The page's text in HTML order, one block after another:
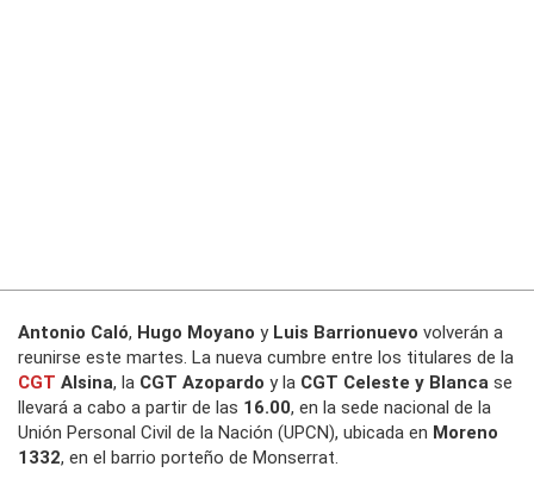
Antonio Caló, Hugo Moyano y Luis Barrionuevo volverán a
reunirse este martes. La nueva cumbre entre los titulares de la
CGT Alsina, la CGT Azopardo y la CGT Celeste y Blanca se
llevará a cabo a partir de las 16.00, en la sede nacional de la
Unión Personal Civil de la Nación (UPCN), ubicada en Moreno
1332, en el barrio porteño de Monserrat.